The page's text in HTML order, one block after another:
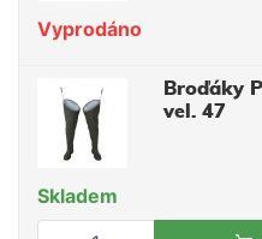
Vyprodáno
Broďáky
vel. 47
Skladem